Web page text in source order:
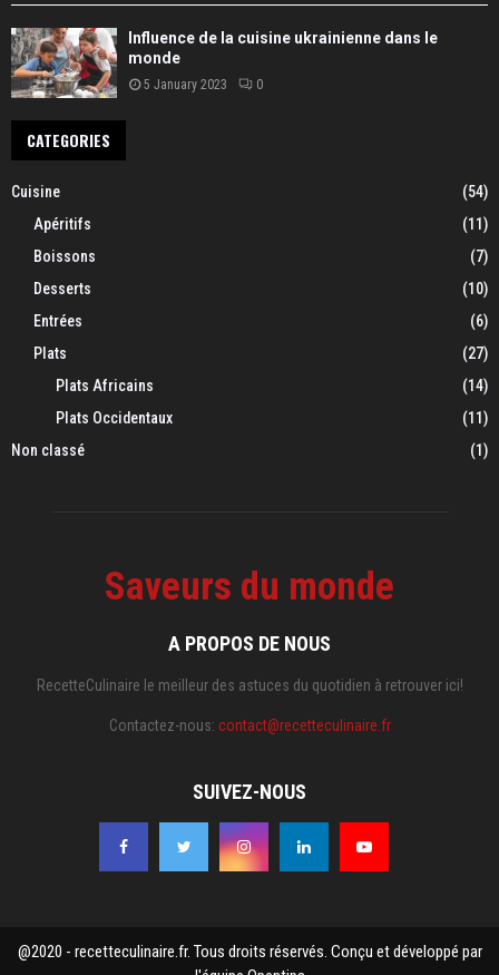
Influence de la cuisine ukrainienne dans le
monde
5 January 2023 0
CATEGORIES
Cuisine
(54)
Apéritifs
(11)
Boissons
(7)
Desserts
(10)
Entrées
(6)
Plats
(27)
Plats Africains
(14)
Plats Occidentaux
(11)
Non classé
(1)
Saveurs du monde
A PROPOS DE NOUS
RecetteCulinaire le meilleur des astuces du quotidien à retrouver ici!
Contactez-nous: contact@recetteculinaire.fr
SUIVEZ-NOUS
@2020 - recetteculinaire.fr. Tous droits réservés. Conçu et développé par